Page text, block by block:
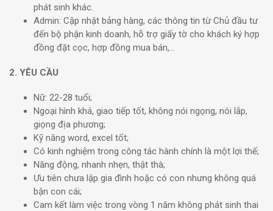
phát sinh khác.
Admin: Cập nhật bảng hàng, các thông tin từ Chủ đầu tư
đến bộ phận kinh doanh, hỗ trợ giấy tờ cho khách ký hợp
đồng đặt cọc, hợp đồng mua bán,…
2. YÊU CẦU
Nữ: 22-28 tuổi;
Ngoại hình khá, giao tiếp tốt, không nói ngọng, nói lắp,
giọng địa phương;
Kỹ năng word, excel tốt;
Có kinh nghiệm trong công tác hành chính là một lợi thế;
Năng động, nhanh nhẹn, thật thà;
Ưu tiên chưa lập gia đình hoặc có con nhưng không quá
bận con cái;
Cam kết làm việc trong vòng 1 năm không phát sinh thai